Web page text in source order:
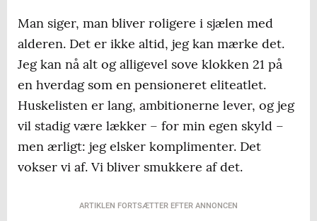
Man siger, man bliver roligere i sjælen med
alderen. Det er ikke altid, jeg kan mærke det.
Jeg kan nå alt og alligevel sove klokken 21 på
en hverdag som en pensioneret eliteatlet.
Huskelisten er lang, ambitionerne lever, og jeg
vil stadig være lækker – for min egen skyld –
men ærligt: jeg elsker komplimenter. Det
vokser vi af. Vi bliver smukkere af det.
ARTIKLEN FORTSÆTTER EFTER ANNONCEN